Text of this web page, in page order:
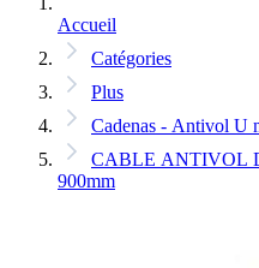
Accueil
Catégories
Plus
Cadenas - Antivol U
CABLE ANTIVOL
900mm